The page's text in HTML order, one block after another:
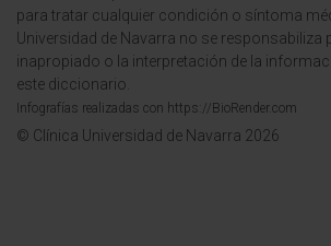
para tratar cualquier condición o síntoma
Universidad de Navarra no se responsabiliza
inapropiado o la interpretación de la
este diccionario.
Infografías realizadas con https://BioRender.com
© Clínica Universidad de Navarra 2026